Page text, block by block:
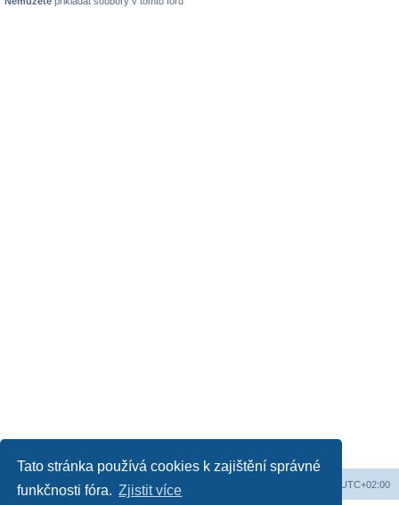
Tato stránka používá cookies k zajištění správné
funkčnosti fóra. Zjistit více
Obsah fóra UTC+02:00